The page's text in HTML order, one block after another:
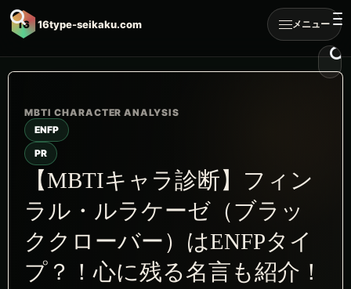
16 16type-seikaku.com メニュー
ENFP
PR
【MBTIキャラ診断】フィン
ラル・ルラケーゼ（ブラッ
ククローバー）はENFPタイ
プ？！心に残る名言も紹介！